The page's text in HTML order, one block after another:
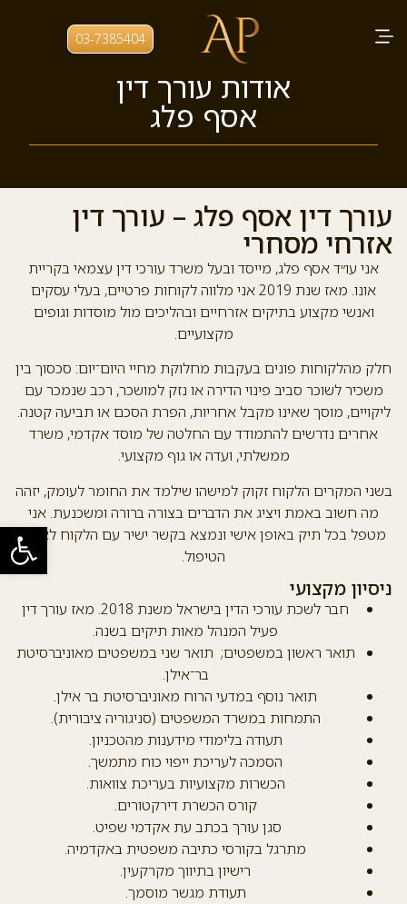
פתח
03-7385404
אודות עורך דין
אסף פלג
עורך דין אסף פלג – עורך דין
אזרחי מסחרי
אני עו״ד אסף פלג, מייסד ובעל משרד עורכי דין עצמאי בקריית
אונו. מאז שנת 2019 אני מלווה לקוחות פרטיים, בעלי עסקים
ואנשי מקצוע בתיקים אזרחיים ובהליכים מול מוסדות וגופים
מקצועיים.
חלק מהלקוחות פונים בעקבות מחלוקת מחיי היום־יום: סכסוך בין
משכיר לשוכר סביב פינוי הדירה או נזק למושכר, רכב שנמכר עם
ליקויים, מוסך שאינו מקבל אחריות, הפרת הסכם או תביעה קטנה.
אחרים נדרשים להתמודד עם החלטה של מוסד אקדמי, משרד
ממשלתי, ועדה או גוף מקצועי.
בשני המקרים הלקוח זקוק למישהו שילמד את החומר לעומק, יזהה
מה חשוב באמת ויציג את הדברים בצורה ברורה ומשכנעת. אני
מטפל בכל תיק באופן אישי ונמצא בקשר ישיר עם הלקוח לאורך
הטיפול.
ניסיון מקצועי
חבר לשכת עורכי הדין בישראל משנת 2018. מאז עורך דין
פעיל המנהל מאות תיקים בשנה.
תואר ראשון במשפטים; תואר שני במשפטים מאוניברסיטת
בר־אילן.
תואר נוסף במדעי הרוח מאוניברסיטת בר אילן.
התמחות במשרד המשפטים (סניגוריה ציבורית).
תעודה בלימודי מידענות מהטכניון.
הסמכה לעריכת ייפוי כוח מתמשך.
הכשרות מקצועיות בעריכת צוואות.
קורס הכשרת דירקטורים.
סגן עורך בכתב עת אקדמי שפיט.
מתרגל בקורסי כתיבה משפטית באקדמיה.
רישיון בתיווך מקרקעין.
תעודת מגשר מוסמך.